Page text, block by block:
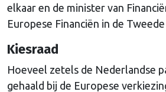
elkaar en de minister van
Europese Financiën in de
Kiesraad
Hoeveel zetels de Nederlandse
gehaald bij de Europese